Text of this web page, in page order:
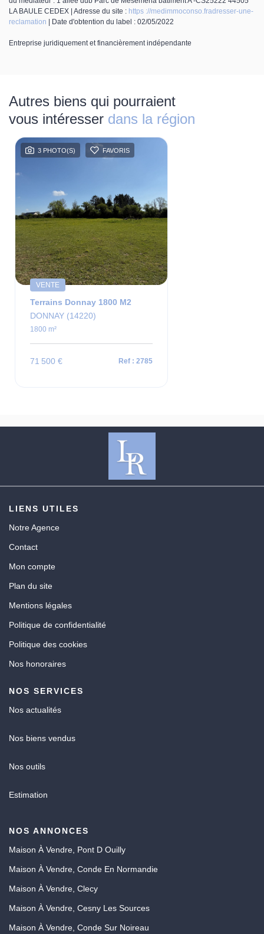
LA BAULE CEDEX | Adresse du site : https ://medimmoconso.fradresser-une-
reclamation | Date d'obtention du label : 02/05/2022
Entreprise juridiquement et financièrement indépendante
Autres biens qui pourraient
vous intéresser dans la région
3 PHOTO(S) FAVORIS
VENTE
Terrains Donnay 1800 M2
DONNAY (14220)
1800 m²
71 500 € Ref : 2785
LIENS UTILES
Notre Agence
Contact
Mon compte
Plan du site
Mentions légales
Politique de confidentialité
Politique des cookies
Nos honoraires
NOS SERVICES
Nos actualités
Nos biens vendus
Nos outils
Estimation
NOS ANNONCES
Maison À Vendre, Pont D Ouilly
Maison À Vendre, Conde En Normandie
Maison À Vendre, Clecy
Maison À Vendre, Cesny Les Sources
Maison À Vendre, Conde Sur Noireau